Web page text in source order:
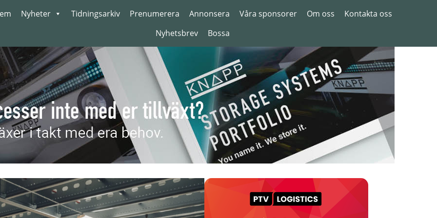
Nyheter Tidningsarkiv Prenumerera Annonsera Våra sponsorer Om oss
Kontakta oss
Nyhetsbrev
Bossa